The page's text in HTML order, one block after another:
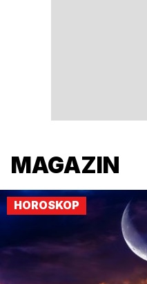
MAGAZIN
HOROSKOP